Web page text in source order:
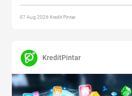
07 Aug 2026 Kredit Pintar.
KreditPintar